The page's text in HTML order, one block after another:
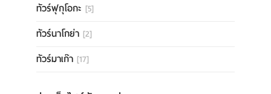
ทัวร์ฟุกุโอกะ [5]
ทัวร์นาโกย่า [2]
ทัวร์มาเก๊า [17]